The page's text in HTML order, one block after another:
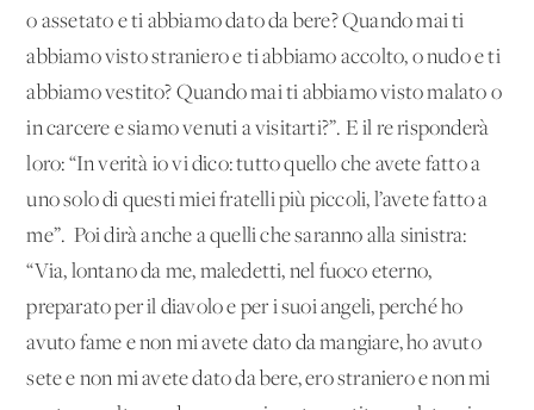
o assetato e ti abbiamo dato da bere? Quando mai ti
abbiamo visto straniero e ti abbiamo accolto, o nudo e ti
abbiamo vestito? Quando mai ti abbiamo visto malato o
in carcere e siamo venuti a visitarti?”. E il re risponderà
loro: “In verità io vi dico: tutto quello che avete fatto a
uno solo di questi miei fratelli più piccoli, l’avete fatto a
me”. Poi dirà anche a quelli che saranno alla sinistra:
“Via, lontano da me, maledetti, nel fuoco eterno,
preparato per il diavolo e per i suoi angeli, perché ho
avuto fame e non mi avete dato da mangiare, ho avuto
sete e non mi avete dato da bere, ero straniero e non mi